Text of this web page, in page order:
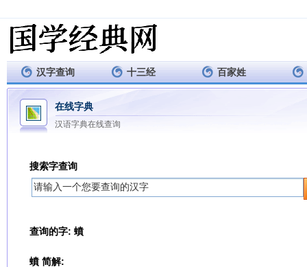
汉字查询 十三经 百家姓
在线字典
汉语字典在线查询
搜索字查询
查询的字: 蟦
蟦 简解: